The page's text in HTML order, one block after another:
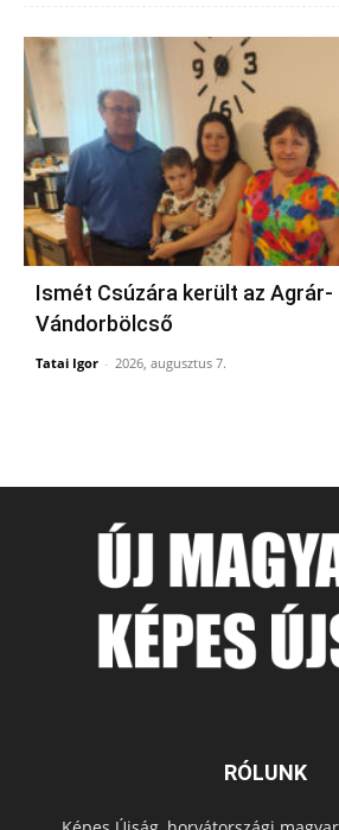
Ismét Csúzára került az Agrár-
Vándorbölcső
Tatai Igor - 2026, augusztus 7.
RÓLUNK